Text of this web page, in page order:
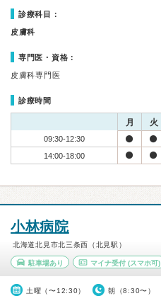
診療科目：
皮膚科
専門医・資格：
皮膚科専門医
診療時間
月 火
09:30-12:30
14:00-18:00
小林病院
北海道北見市北三条西（北見駅）
駐車場あり マイナ受付(スマホ可)
土曜（〜12:30） 朝（8:30〜）